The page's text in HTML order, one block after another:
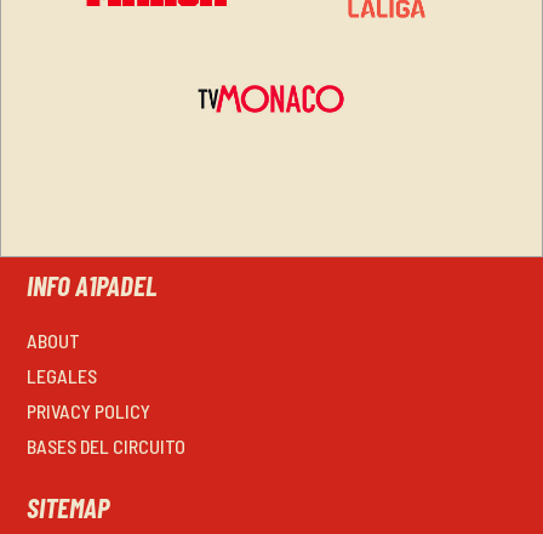
INFO A1PADEL
ABOUT
LEGALES
PRIVACY POLICY
BASES DEL CIRCUITO
SITEMAP